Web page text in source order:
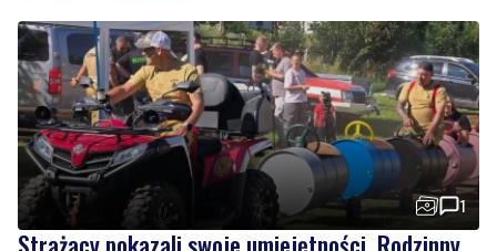
1
Strażacy pokazali swoje umiejętności. Rodzinny